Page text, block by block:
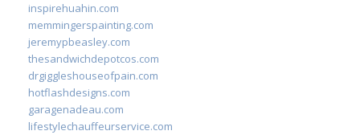
inspirehuahin.com
memmingerspainting.com
jeremypbeasley.com
thesandwichdepotcos.com
drgiggleshouseofpain.com
hotflashdesigns.com
garagenadeau.com
lifestylechauffeurservice.com